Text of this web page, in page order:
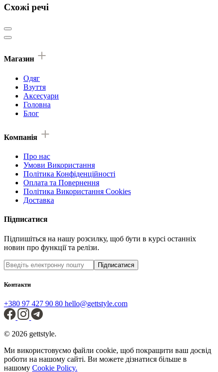
Схожі речі
Магазин
Одяг
Взуття
Аксесуари
Головна
Блог
Компанія
Про нас
Умови Використання
Політика Конфіденційності
Оплата та Повернення
Політика Використання Cookies
Доставка
Підписатися
Підпишіться на нашу розсилку, щоб бути в курсі останніх
новин про функції та релізи.
Підписатися
Контакти
+380 97 427 90 80 hello@gettstyle.com
© 2026 gettstyle.
Ми використовуємо файли cookie, щоб покращити ваш досвід
роботи на нашому сайті. Ви можете дізнатися більше в
нашому Cookie Policy.